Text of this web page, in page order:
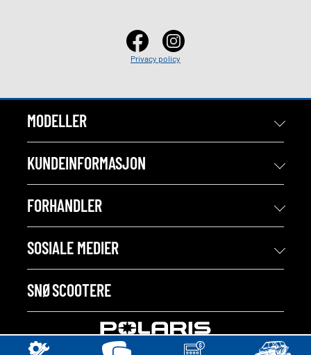
Privacy policy
MODELLER
KUNDEINFORMASJON
FORHANDLER
SOSIALE MEDIER
SNØSCOOTERE